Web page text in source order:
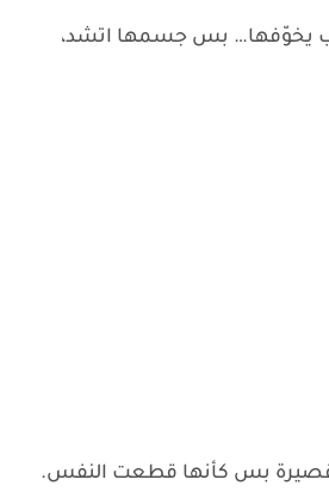
يخوّفها… بس جسمها اتشد،
بس كأنها قطعت النفس.